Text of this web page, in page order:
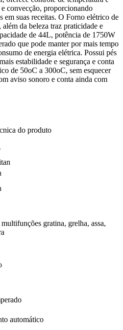
convecção, proporcionando
em suas receitas. O Forno elétrico de
da beleza traz praticidade e
de 44L, potência de 1750W
que pode manter por mais tempo
de energia elétrica. Possui pés
estabilidade e segurança e conta
de 50oC a 300oC, sem esquecer
aviso sonoro e conta ainda com
do produto
gratina, grelha, assa,
automático